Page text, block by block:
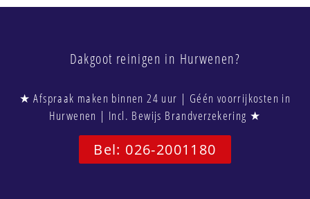
Dakgoot reinigen in Hurwenen?
★ Afspraak maken binnen 24 uur | Géén voorrijkosten in
Hurwenen | Incl. Bewijs Brandverzekering ★
Bel: 026-2001180